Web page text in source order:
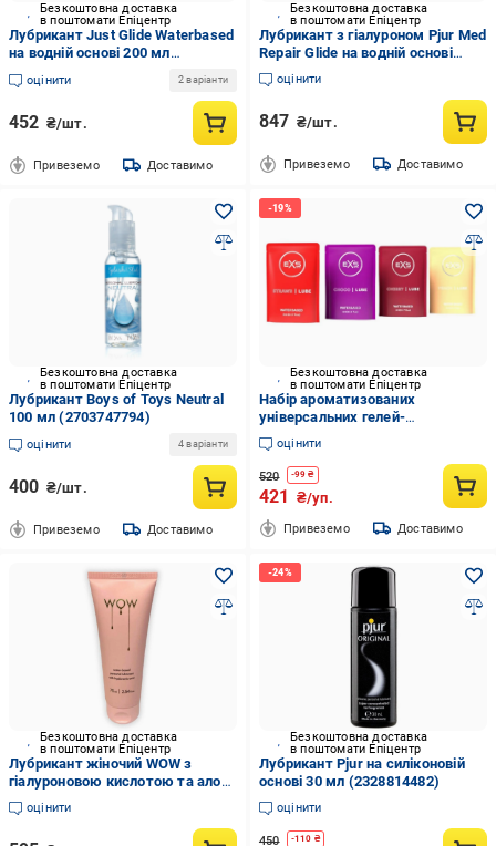
Безкоштовна доставка
в поштомати Епіцентр
Лубрикант Just Glide Waterbased
на водній основі 200 мл
(2179333129)
оцінити 2 варіанти
452 ₴/шт.
Привеземо Доставимо
Безкоштовна доставка
в поштомати Епіцентр
Лубрикант з гіалуроном Pjur Med
Repair Glide на водній основі
регенеруючий 100 мл
оцінити
847 ₴/шт.
Привеземо Доставимо
Безкоштовна доставка
в поштомати Епіцентр
Лубрикант Boys of Toys Neutral
100 мл (2703747794)
оцінити 4 варіанти
400 ₴/шт.
Привеземо Доставимо
Безкоштовна доставка
в поштомати Епіцентр
Набір ароматизованих
універсальних гелей-
лубрикантів EXS Flavoured Lube
Sachets 5 мл 20 шт.
(2483105722)
оцінити
520 -99 ₴
421 ₴/уп.
Привеземо Доставимо
Безкоштовна доставка
в поштомати Епіцентр
Лубрикант жіночий WOW з
гіалуроновою кислотою та алое
75 мл (2486263284)
оцінити
Безкоштовна доставка
в поштомати Епіцентр
Лубрикант Pjur на силіконовій
основі 30 мл (2328814482)
оцінити
450 -110 ₴